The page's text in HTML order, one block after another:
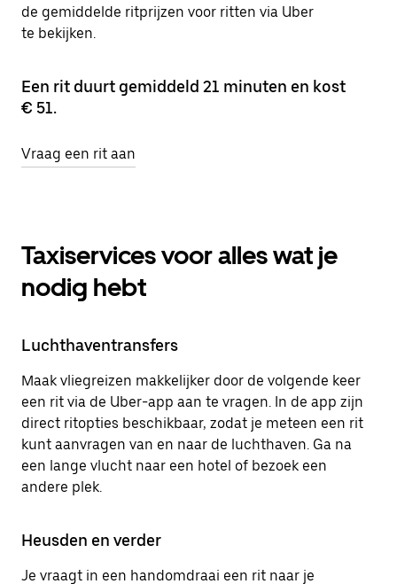
de gemiddelde ritprijzen voor ritten via Uber
te bekijken.
Een rit duurt gemiddeld 21 minuten en kost
€ 51.
Vraag een rit aan
Taxiservices voor alles wat je
nodig hebt
Luchthaventransfers
Maak vliegreizen makkelijker door de volgende keer
een rit via de Uber-app aan te vragen. In de app zijn
direct ritopties beschikbaar, zodat je meteen een rit
kunt aanvragen van en naar de luchthaven. Ga na
een lange vlucht naar een hotel of bezoek een
andere plek.
Heusden en verder
Je vraagt in een handomdraai een rit naar je